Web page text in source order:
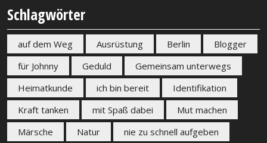
Schlagwörter
auf dem Weg Ausrüstung Berlin
Blogger
für Johnny
Geduld
Gemeinsam unterwegs
Heimatkunde
ich bin bereit
Identifikation
Kraft tanken
mit Spaß dabei
Mut machen
Märsche
Natur nie zu schnell aufgeben